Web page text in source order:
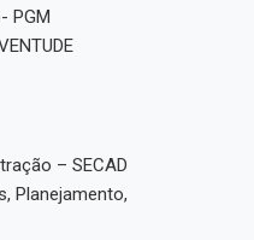
PGM
– SECAD
Planejamento,